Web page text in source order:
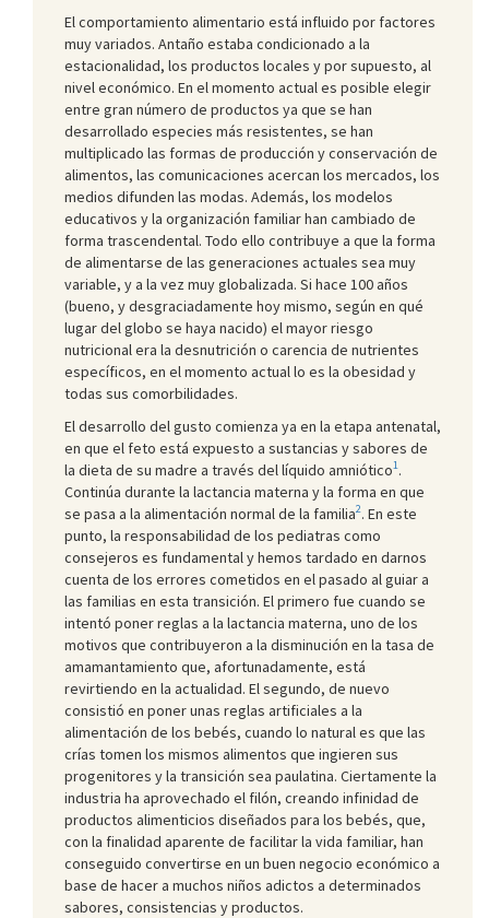
El comportamiento alimentario está influido por factores
muy variados. Antaño estaba condicionado a la
estacionalidad, los productos locales y por supuesto, al
nivel económico. En el momento actual es posible elegir
entre gran número de productos ya que se han
desarrollado especies más resistentes, se han
multiplicado las formas de producción y conservación de
alimentos, las comunicaciones acercan los mercados, los
medios difunden las modas. Además, los modelos
educativos y la organización familiar han cambiado de
forma trascendental. Todo ello contribuye a que la forma
de alimentarse de las generaciones actuales sea muy
variable, y a la vez muy globalizada. Si hace 100 años
(bueno, y desgraciadamente hoy mismo, según en qué
lugar del globo se haya nacido) el mayor riesgo
nutricional era la desnutrición o carencia de nutrientes
específicos, en el momento actual lo es la obesidad y
todas sus comorbilidades.
El desarrollo del gusto comienza ya en la etapa antenatal,
en que el feto está expuesto a sustancias y sabores de
la dieta de su madre a través del líquido amniótico1.
Continúa durante la lactancia materna y la forma en que
se pasa a la alimentación normal de la familia2. En este
punto, la responsabilidad de los pediatras como
consejeros es fundamental y hemos tardado en darnos
cuenta de los errores cometidos en el pasado al guiar a
las familias en esta transición. El primero fue cuando se
intentó poner reglas a la lactancia materna, uno de los
motivos que contribuyeron a la disminución en la tasa de
amamantamiento que, afortunadamente, está
revirtiendo en la actualidad. El segundo, de nuevo
consistió en poner unas reglas artificiales a la
alimentación de los bebés, cuando lo natural es que las
crías tomen los mismos alimentos que ingieren sus
progenitores y la transición sea paulatina. Ciertamente la
industria ha aprovechado el filón, creando infinidad de
productos alimenticios diseñados para los bebés, que,
con la finalidad aparente de facilitar la vida familiar, han
conseguido convertirse en un buen negocio económico a
base de hacer a muchos niños adictos a determinados
sabores, consistencias y productos.